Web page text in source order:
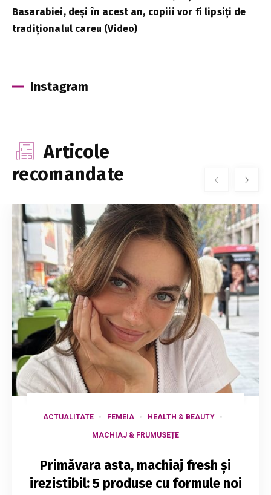
Basarabiei, deși în acest an, copiii vor fi lipsiți de
tradiționalul careu (Video)
Instagram
Articole
recomandate
ACTUALITATE FEMEIA HEALTH & BEAUTY
MACHIAJ & FRUMUSEȚE
Primăvara asta, machiaj fresh și
irezistibil: 5 produse cu formule noi